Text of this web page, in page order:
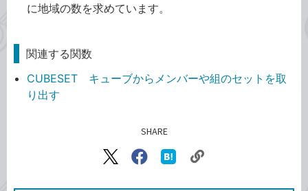
に地域の数を求めています。
関連する関数
CUBESET キューブからメンバーや組のセットを取
り出す
SHARE
X（旧
で
Facebook
シ
な
ク